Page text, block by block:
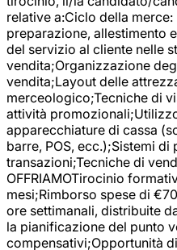
relative a:Ciclo della
preparazione, allestimento
del servizio al cliente nelle
vendita;Organizzazione
vendita;Layout delle
merceologico;Tecniche di
attività
apparecchiature di cassa
barre, POS, ecc.);Sistemi
transazioni;Tecniche di
OFFRIAMOTirocinio
mesi;Rimborso spese di
ore settimanali, distribuite
la pianificazione del punto
compensativi;Opportunità